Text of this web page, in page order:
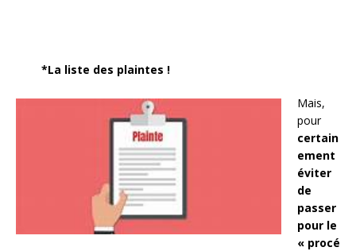
*La liste des plaintes !
Mais,
pour
certain
ement
éviter
de
passer
pour le
« procé